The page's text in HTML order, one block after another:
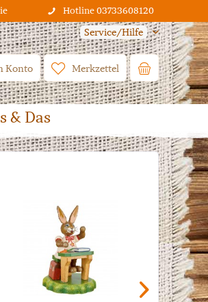
Hotline 03733608120
Service/Hilfe
Merkzettel
Konto
& Das